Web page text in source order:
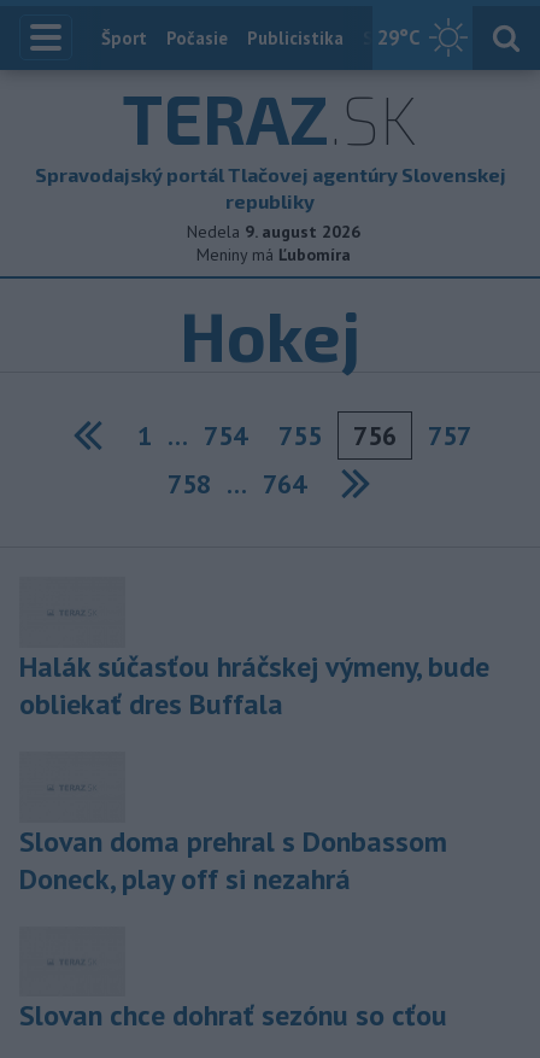
29°C
Index
Šport Počasie Publicistika Slovensko
TERAZ.SK
Spravodajský portál Tlačovej agentúry Slovenskej
republiky
Nedela 9. august 2026
Meniny má Ľubomíra
Hokej
Previous
1 … 754 755 756
757
758 … 764
Halák súčasťou hráčskej výmeny, bude
obliekať dres Buffala
Slovan doma prehral s Donbassom
Doneck, play off si nezahrá
Slovan chce dohrať sezónu so cťou